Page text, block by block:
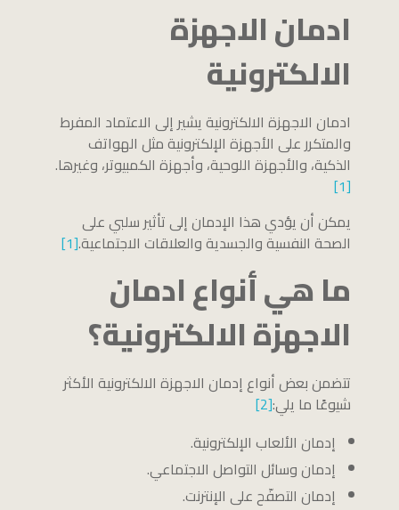
ادمان الاجهزة
الالكترونية
ادمان الاجهزة الالكترونية يشير إلى الاعتماد المفرط
والمتكرر على الأجهزة الإلكترونية مثل الهواتف
الذكية، والأجهزة اللوحية، وأجهزة الكمبيوتر، وغيرها.
[1]
يمكن أن يؤدي هذا الإدمان إلى تأثير سلبي على
الصحة النفسية والجسدية والعلاقات الاجتماعية.[1]
ما هي أنواع ادمان
الاجهزة الالكترونية؟
تتضمن بعض أنواع إدمان الاجهزة الالكترونية الأكثر
شيوعًا ما يلي:[2]
إدمان الألعاب الإلكترونية.
إدمان وسائل التواصل الاجتماعي.
إدمان التصفّح على الإنترنت.